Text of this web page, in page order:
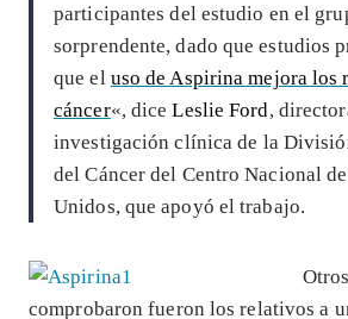
participantes del estudio en el
sorprendente, dado que estudios
que el uso de Aspirina mejora los
cáncer«, diceLeslie Ford,
investigación clínica de la
del Cáncer del Centro Nacional
Unidos, que apoyó el trabajo.
comprobaron fueron los relativos a